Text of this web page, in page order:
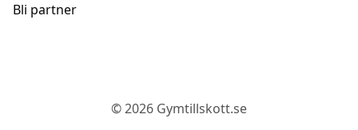
Bli partner
©2026 Gymtillskott.se